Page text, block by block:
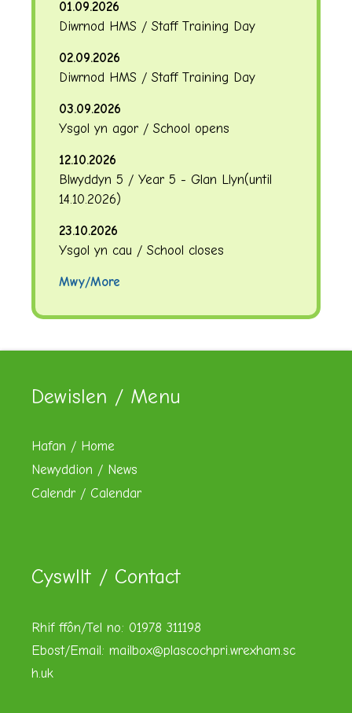
01.09.2026
Diwrnod HMS / Staff Training Day
02.09.2026
Diwrnod HMS / Staff Training Day
03.09.2026
Ysgol yn agor / School opens
12.10.2026
Blwyddyn 5 / Year 5 - Glan Llyn(until
14.10.2026)
23.10.2026
Ysgol yn cau / School closes
Mwy/More
Dewislen / Menu
Hafan / Home
Newyddion / News
Calendr / Calendar
Cyswllt / Contact
Rhif ffôn/Tel no: 01978 311198
Ebost/Email: mailbox@plascochpri.wrexham.sc
h.uk